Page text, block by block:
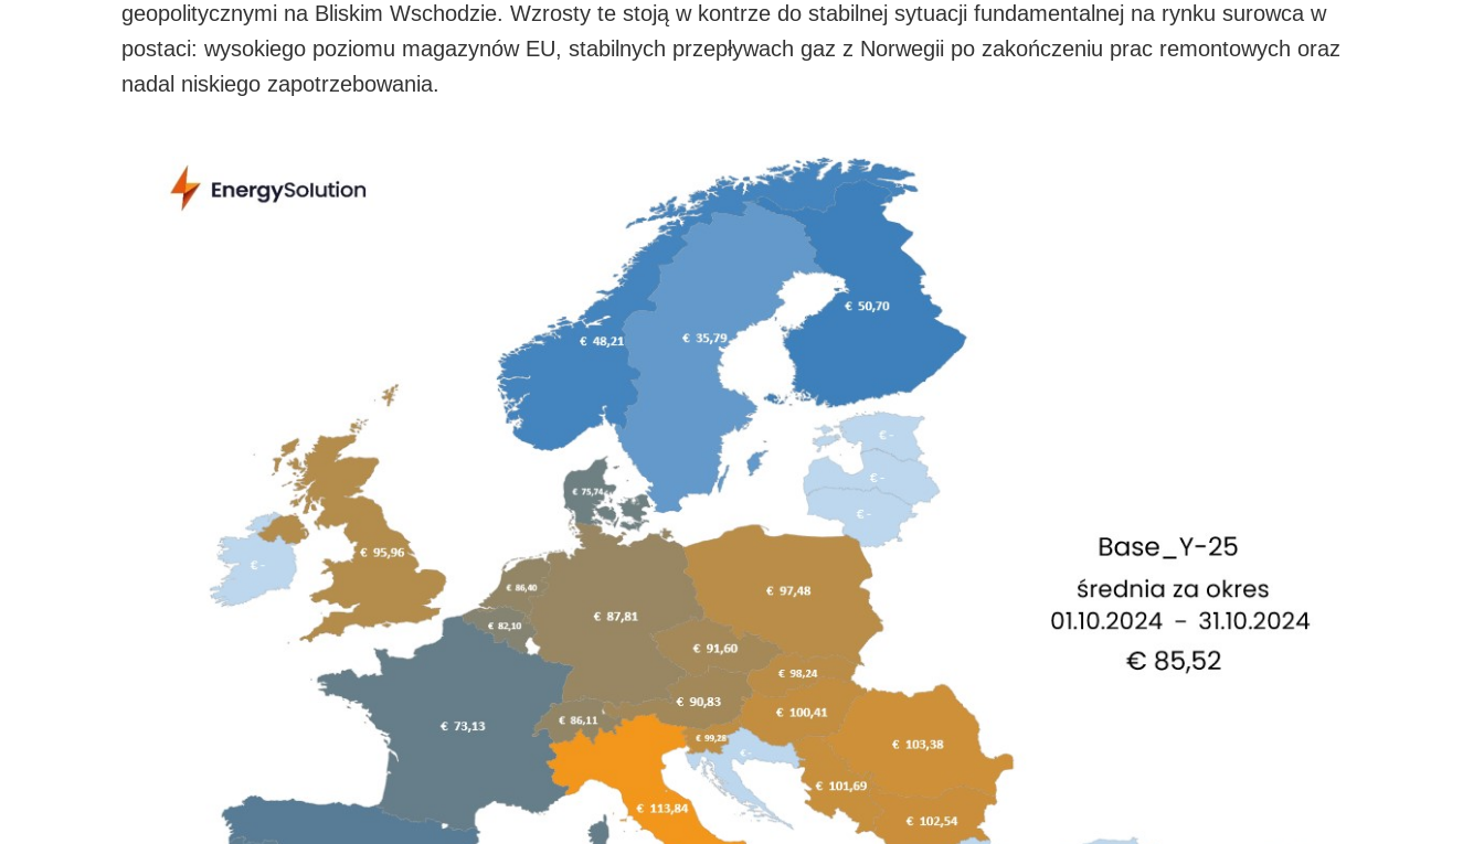
geopolitycznymi na Bliskim Wschodzie. Wzrosty te stoją w kontrze do stabilnej sytuacji fundamentalnej na rynku surowca w
postaci: wysokiego poziomu magazynów EU, stabilnych przepływach gaz z Norwegii po zakończeniu prac remontowych oraz
nadal niskiego zapotrzebowania.